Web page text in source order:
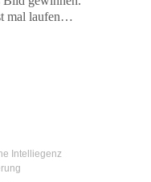
mal laufen…
Intelliegenz